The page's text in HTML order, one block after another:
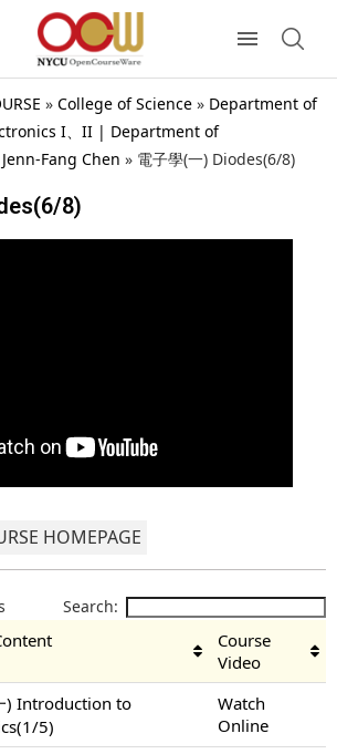
» College of Science » Department of
I、II | Department of
Fang Chen » 電子學(一) Diodes(6/8)
8)
HOMEPAGE
Search:
Course
Video
) Introduction to
5)
Watch
Online